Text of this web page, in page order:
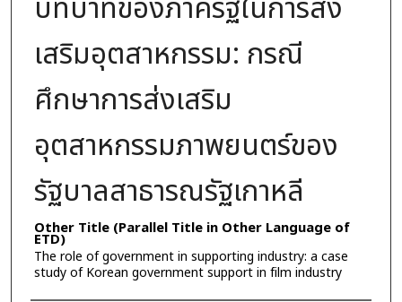
บทบาทของภาครัฐในการส่ง
เสริมอุตสาหกรรม: กรณี
ศึกษาการส่งเสริม
อุตสาหกรรมภาพยนตร์ของ
รัฐบาลสาธารณรัฐเกาหลี
Other Title (Parallel Title in Other Language of
ETD)
The role of government in supporting industry: a case
study of Korean government support in film industry